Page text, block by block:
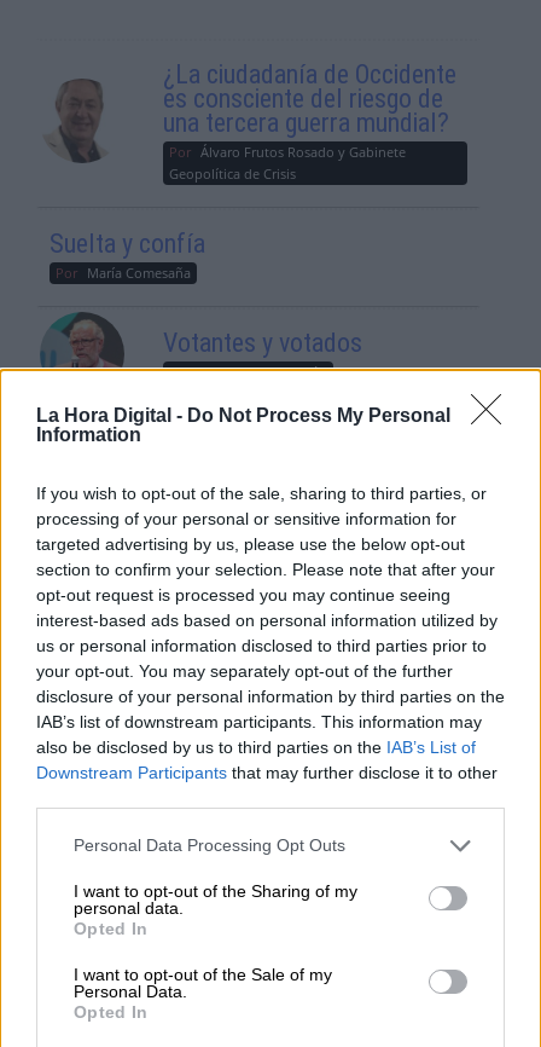
La Hora Digital - Do Not Process My Personal
Information
If you wish to opt-out of the sale, sharing to third parties, or
processing of your personal or sensitive information for
targeted advertising by us, please use the below opt-out
section to confirm your selection. Please note that after your
opt-out request is processed you may continue seeing
interest-based ads based on personal information utilized by
us or personal information disclosed to third parties prior to
your opt-out. You may separately opt-out of the further
disclosure of your personal information by third parties on the
IAB’s list of downstream participants. This information may
also be disclosed by us to third parties on the IAB’s List of
Downstream Participants that may further disclose it to other
Personal Data Processing Opt Outs
I want to opt-out of the Sharing of my
personal data.
Opted In
I want to opt-out of the Sale of my
Personal Data.
Opted In
¿La ciudadanía de Occidente
es consciente del riesgo de
una tercera guerra mundial?
Por Álvaro Frutos Rosado y Gabinete
Geopolítica de Crisis
Suelta y confía
Por María Comesaña
Votantes y votados
Por Juan Manuel Beltrán
El Conflicto de Oriente Medio:
en Construcción
Por Álvaro Frutos Rosado y Gabinete
Geopolítica de Crisis
Reconquista leonesa
Por Carlos Miranda
Clara Campoamor: Mi sueño,
mi pesadilla
María Pérez Herrero
NOTICIAS MAS VISTAS
LABERINTO ESPAÑOL